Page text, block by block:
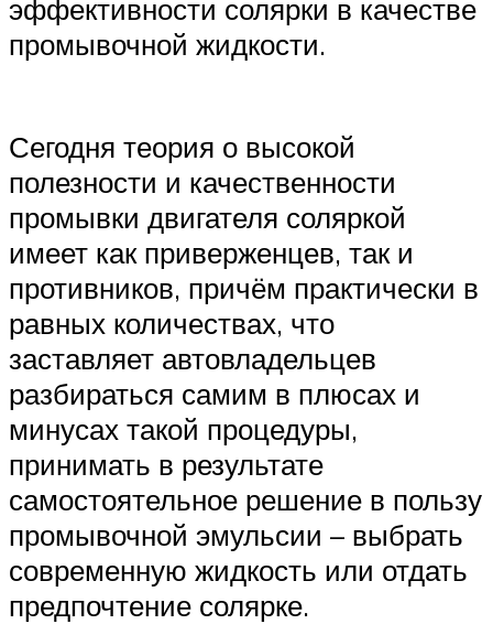
эффективности солярки в качестве
промывочной жидкости.
Сегодня теория о высокой
полезности и качественности
промывки двигателя соляркой
имеет как приверженцев, так и
противников, причём практически в
равных количествах, что
заставляет автовладельцев
разбираться самим в плюсах и
минусах такой процедуры,
принимать в результате
самостоятельное решение в пользу
промывочной эмульсии – выбрать
современную жидкость или отдать
предпочтение солярке.